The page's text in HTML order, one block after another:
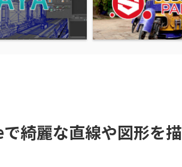
綺麗な直線や図形を描